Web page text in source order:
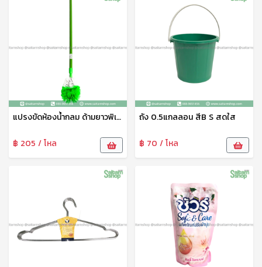
แปรงขัดห้องน้ำกลม ด้ามยาวพิเศษ No.TB17 Sunbrand
฿ 205 / โหล
ถัง 0.5แกลลอน สีB S สดใส
฿ 70 / โหล